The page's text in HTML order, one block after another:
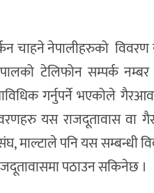
नेपालीहरुको विवरण
टेलिफोन सम्पर्क
गर्नुपर्ने भएकोले
यस राजदूतावास वा
माल्टाले पनि यस सम्बन्धी
पठाउन सकिनेछ ।